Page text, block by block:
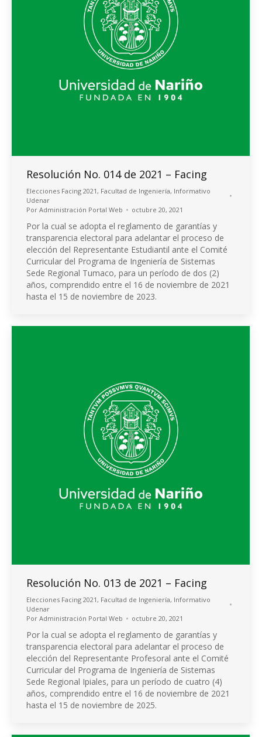
Resolución No. 014 de 2021 – Facing
Elecciones Facing 2021 , Facultad de Ingeniería, Informativo
Udenar
Por Administración Portal Web octubre 20, 2021
Por la cual se adopta el reglamento de garantías y
transparencia electoral para adelantar el proceso de
elección del Representante Estudiantil ante el Comité
Curricular del Programa de Ingeniería de Sistemas
Sede Regional Tumaco, para un período de dos (2)
años, comprendido entre el 16 de noviembre de 2021
hasta el 15 de noviembre de 2023.
Resolución No. 013 de 2021 – Facing
Elecciones Facing 2021 , Facultad de Ingeniería, Informativo
Udenar
Por Administración Portal Web octubre 20, 2021
Por la cual se adopta el reglamento de garantías y
transparencia electoral para adelantar el proceso de
elección del Representante Profesoral ante el Comité
Curricular del Programa de Ingeniería de Sistemas
Sede Regional Ipiales, para un período de cuatro (4)
años, comprendido entre el 16 de noviembre de 2021
hasta el 15 de noviembre de 2025.